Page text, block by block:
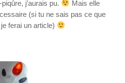
j’aurais pu.
Mais elle
(si tu ne sais pas ce que
ferai un article)